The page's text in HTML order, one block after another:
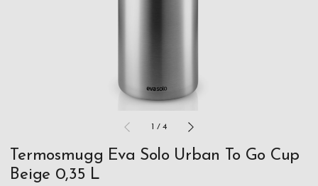
1 /4
Termosmugg Eva Solo Urban To Go Cup
Beige 0,35 L